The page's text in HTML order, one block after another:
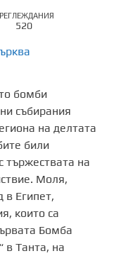
520
бомби
събирания
на делтата
били
тържествата на
Моля,
в Египет,
които са
Бомба
в Танта, на